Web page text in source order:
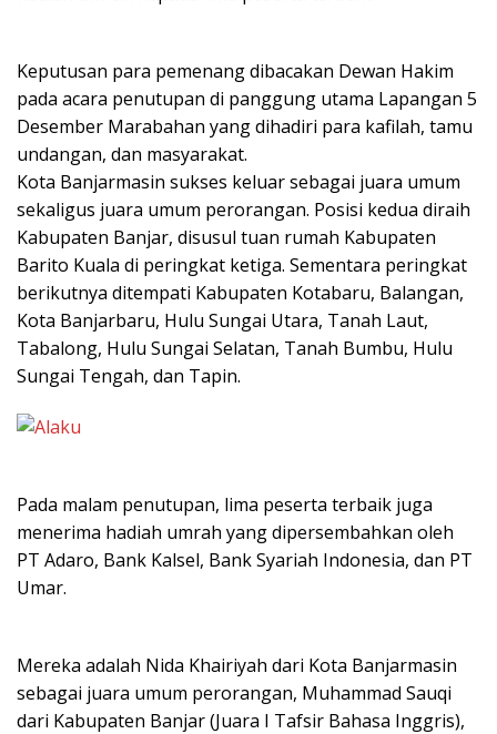
Keputusan para pemenang dibacakan Dewan Hakim
pada acara penutupan di panggung utama Lapangan 5
Desember Marabahan yang dihadiri para kafilah, tamu
undangan, dan masyarakat.
Kota Banjarmasin sukses keluar sebagai juara umum
sekaligus juara umum perorangan. Posisi kedua diraih
Kabupaten Banjar, disusul tuan rumah Kabupaten
Barito Kuala di peringkat ketiga. Sementara peringkat
berikutnya ditempati Kabupaten Kotabaru, Balangan,
Kota Banjarbaru, Hulu Sungai Utara, Tanah Laut,
Tabalong, Hulu Sungai Selatan, Tanah Bumbu, Hulu
Sungai Tengah, dan Tapin.
Pada malam penutupan, lima peserta terbaik juga
menerima hadiah umrah yang dipersembahkan oleh
PT Adaro, Bank Kalsel, Bank Syariah Indonesia, dan PT
Umar.
Mereka adalah Nida Khairiyah dari Kota Banjarmasin
sebagai juara umum perorangan, Muhammad Sauqi
dari Kabupaten Banjar (Juara I Tafsir Bahasa Inggris),